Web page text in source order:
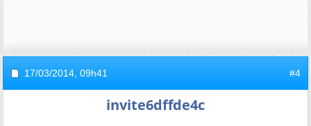
17/03/2014, 09h41 #4
invite6dffde4c